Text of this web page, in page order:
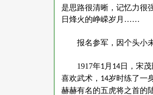
是思路很清晰，记忆力很
日烽火的峥嵘岁月……
报名参军，因个头小
1917年1月 14日，宋
喜欢武术， 14岁时练了一
赫赫有名的五虎将之首的